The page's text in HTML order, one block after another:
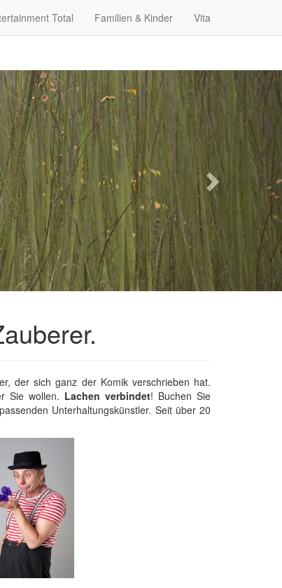
Total Familien & Kinder Vita
der sich ganz der Komik verschrieben hat.
Sie wollen. Lachen verbindet! Buchen Sie
Unterhaltungskünstler. Seit über 20